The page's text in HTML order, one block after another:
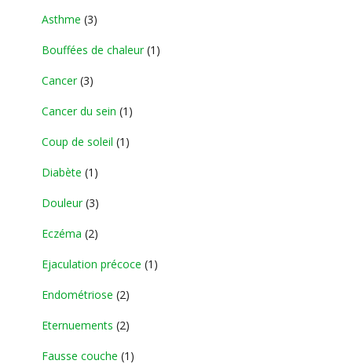
Asthme (3)
Bouffées de chaleur(1)
Cancer(3)
Cancer du sein (1)
Coup de soleil (1)
Diabète (1)
Douleur(3)
Eczéma (2)
Ejaculation précoce (1)
Endométriose (2)
Eternuements (2)
Fausse couche (1)